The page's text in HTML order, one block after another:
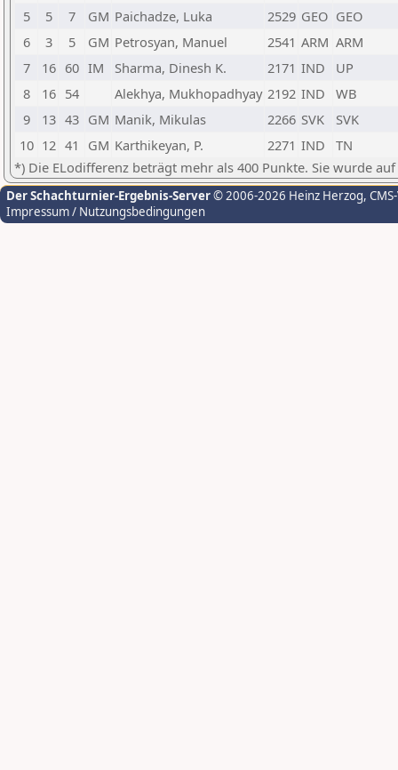
5
5 7 GM Paichadze, Luka 2529 GEO GEO
6
3 5 GM Petrosyan, Manuel 2541 ARM ARM
7
16 60 IM Sharma, Dinesh K. 2171 IND
UP
8
16 54 Alekhya, Mukhopadhyay 2192 IND
WB
9
13 43 GM Manik, Mikulas 2266 SVK
SVK
10 12 41 GM Karthikeyan, P. 2271 IND
TN
*) Die ELodifferenz beträgt mehr als 400 Punkte. Sie wurde
Der Schachturnier-Ergebnis-Server© 2006-2026 Heinz Herzog,
Impressum / Nutzungsbedingungen